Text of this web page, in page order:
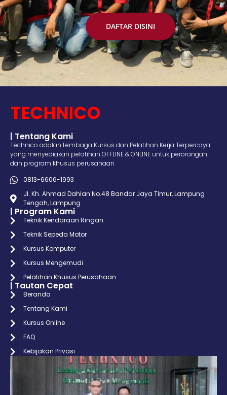
DAFTAR DISINI
| Tentang Kami
Technico adalah Lembaga Kursus dan Pelatihan Kerja Terpercaya
yang menyediakan pelatihan OFFLINE & ONLINE untuk perorangan
dan program khusus perusahaan
0813-6606-1993
Jl. Kh. Ahmad Dahlan No.48 Bandar Jaya TImur, Lampung
Tengah, Lampung
| Program Kami
Teknik Kendaraan Ringan
Teknik Sepeda Motor
Kursus Komputer
Kursus Mengemudi
Pelatihan Khusus Perusahaan
| Tautan Cepat
Beranda
Tentang Kami
Kursus Online
FAQ
Kebijakan Privasi